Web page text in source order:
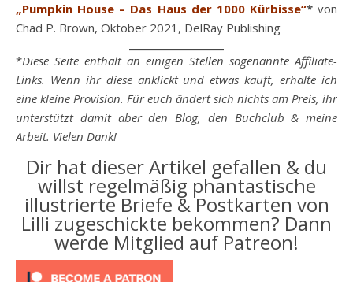
„Pumpkin House – Das Haus der 1000 Kürbisse“*von
Chad P. Brown, Oktober 2021, DelRay Publishing
*Diese Seite enthält an einigen Stellen sogenannte Affiliate-
Links. Wenn ihr diese anklickt und etwas kauft, erhalte ich
eine kleine Provision. Für euch ändert sich nichts am Preis, ihr
unterstützt damit aber den Blog, den Buchclub & meine
Arbeit. Vielen Dank!
Dir hat dieser Artikel gefallen & du
willst regelmäßig phantastische
illustrierte Briefe & Postkarten von
Lilli zugeschickte bekommen? Dann
werde Mitglied auf Patreon!